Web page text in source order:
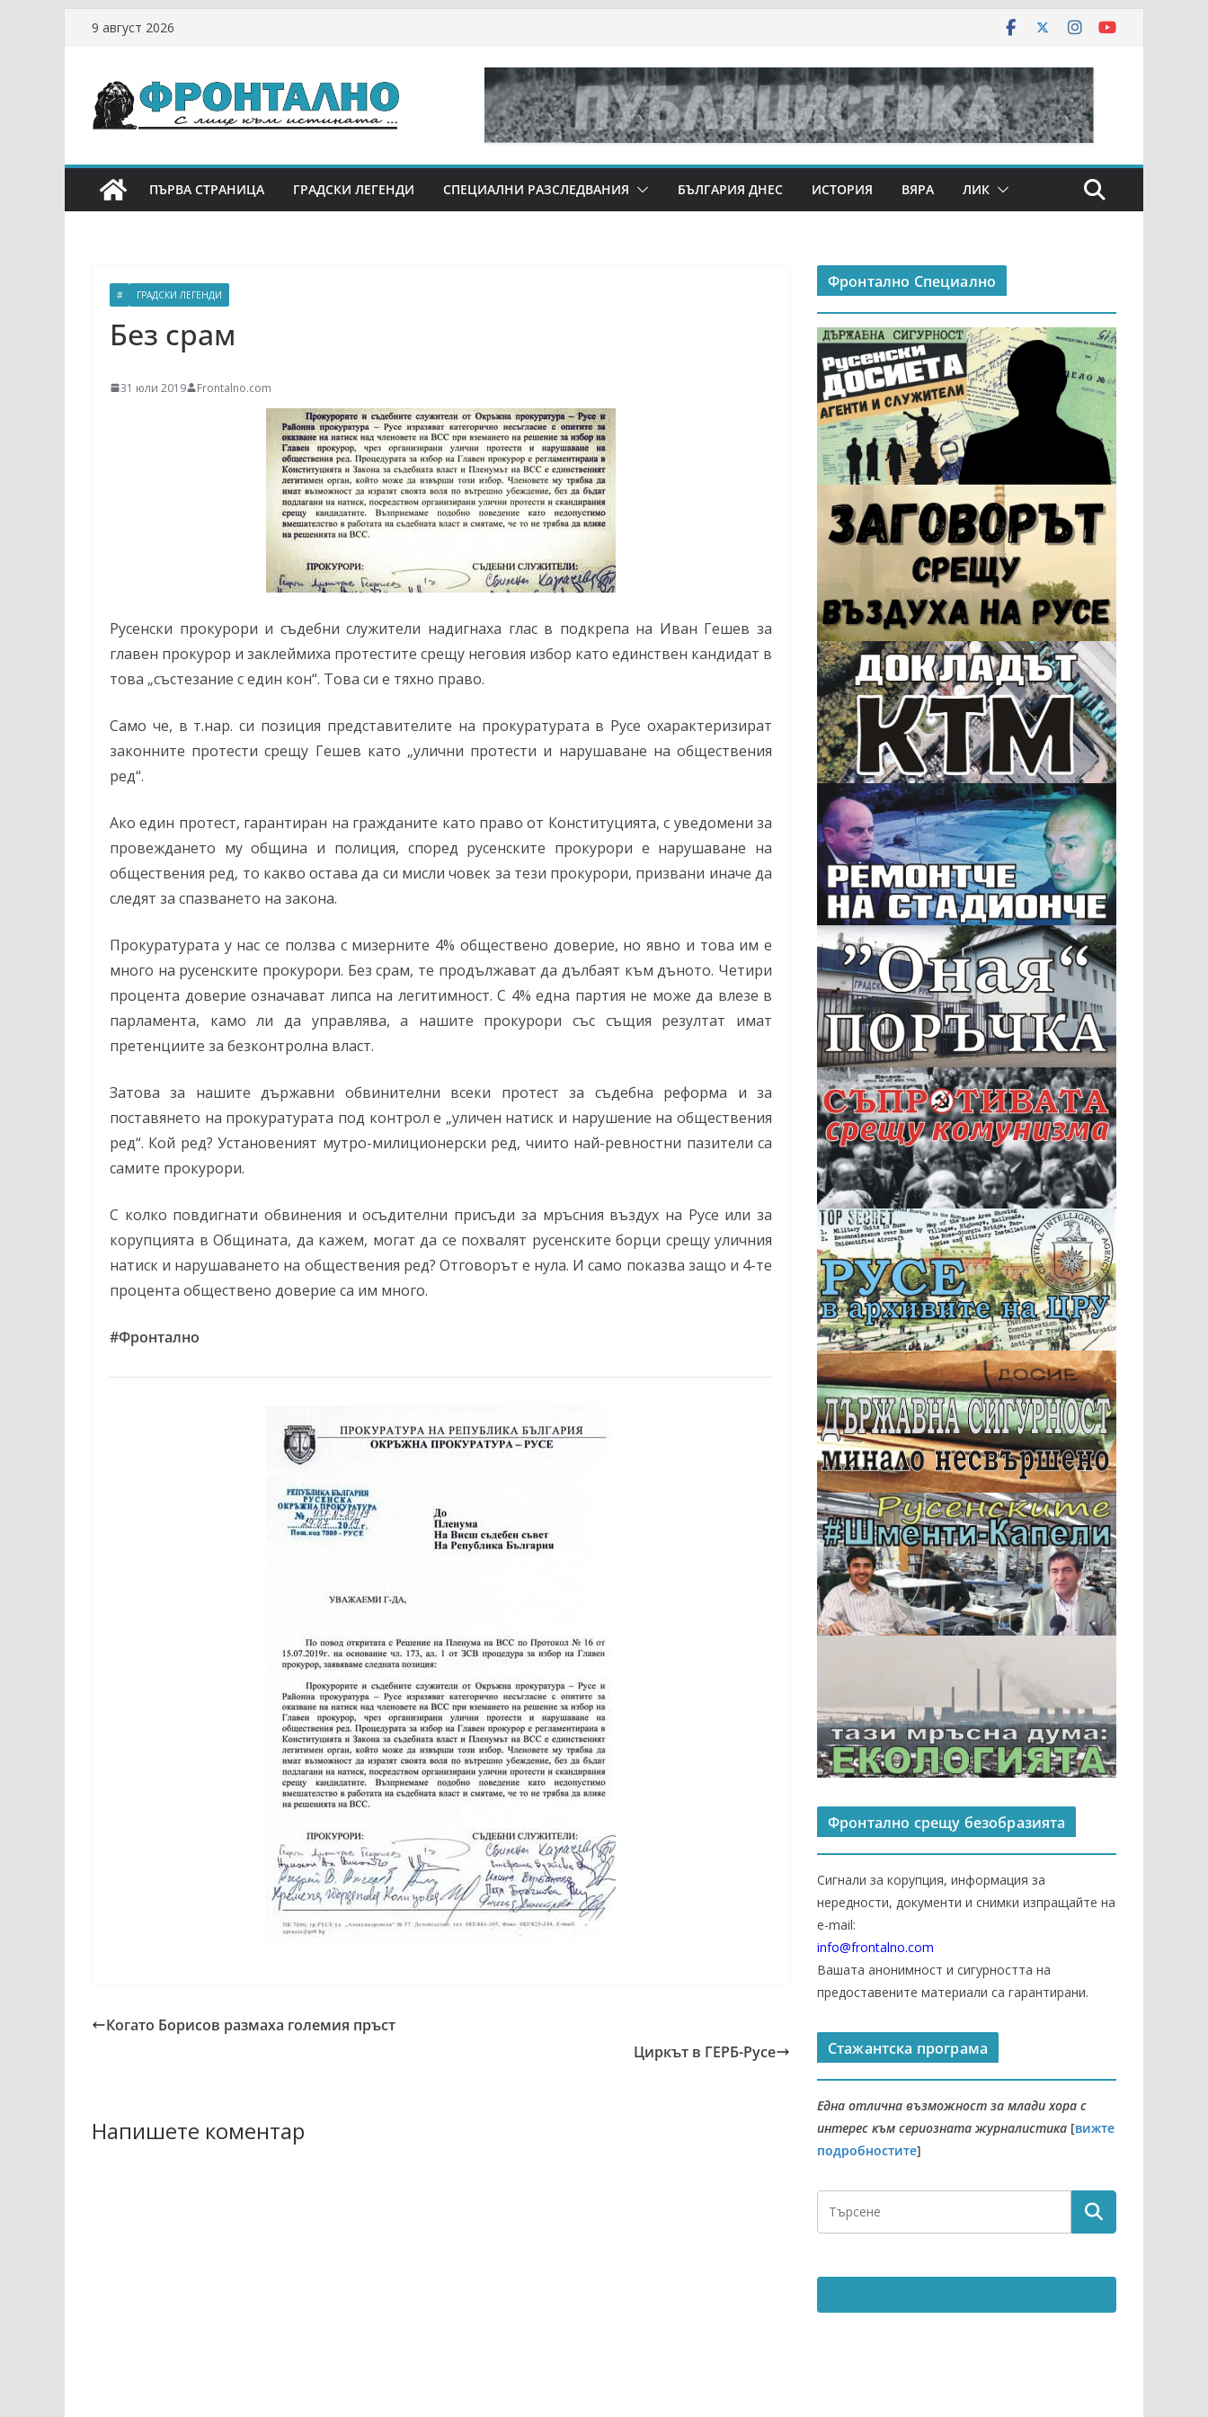
9 август 2026
ПЪРВА СТРАНИЦА ГРАДСКИ ЛЕГЕНДИ СПЕЦИАЛНИ РАЗСЛЕДВАНИЯ БЪЛГАРИЯ ДНЕС ИСТОРИЯ ВЯРА ЛИК
# ГРАДСКИ ЛЕГЕНДИ
Без срам
31 юли 2019 Frontalno.com
Русенски прокурори и съдебни служители надигнаха глас в подкрепа на Иван Гешев за
главен прокурор и заклеймиха протестите срещу неговия избор като единствен кандидат в
това „състезание с един кон“. Това си е тяхно право.
Само че, в т.нар. си позиция представителите на прокуратурата в Русе охарактеризират
законните протести срещу Гешев като „улични протести и нарушаване на обществения
ред“.
Ако един протест, гарантиран на гражданите като право от Конституцията, с уведомени за
провеждането му община и полиция, според русенските прокурори е нарушаване на
обществения ред, то какво остава да си мисли човек за тези прокурори, призвани иначе да
следят за спазването на закона.
Прокуратурата у нас се ползва с мизерните 4% обществено доверие, но явно и това им е
много на русенските прокурори. Без срам, те продължават да дълбаят към дъното. Четири
процента доверие означават липса на легитимност. С 4% една партия не може да влезе в
парламента, камо ли да управлява, а нашите прокурори със същия резултат имат
претенциите за безконтролна власт.
Затова за нашите държавни обвинителни всеки протест за съдебна реформа и за
поставянето на прокуратурата под контрол е „уличен натиск и нарушение на обществения
ред“. Кой ред? Установеният мутро-милиционерски ред, чиито най-ревностни пазители са
самите прокурори.
С колко повдигнати обвинения и осъдителни присъди за мръсния въздух на Русе или за
корупцията в Общината, да кажем, могат да се похвалят русенските борци срещу уличния
натиск и нарушаването на обществения ред? Отговорът е нула. И само показва защо и 4-те
процента обществено доверие са им много.
#Фронтално
Когато Борисов размаха големия пръст
Циркът в ГЕРБ-Русе
Напишете коментар
Фронтално Специално
Фронтално срещу безобразията
Сигнали за корупция, информация за
нередности, документи и снимки изпращайте на
е-mail:
info@frontalno.com
Вашата анонимност и сигурността на
предоставените материали са гарантирани.
Стажантска програма
Една отлична възможност за млади хора с
интерес към сериозната журналистика [вижте
подробностите]